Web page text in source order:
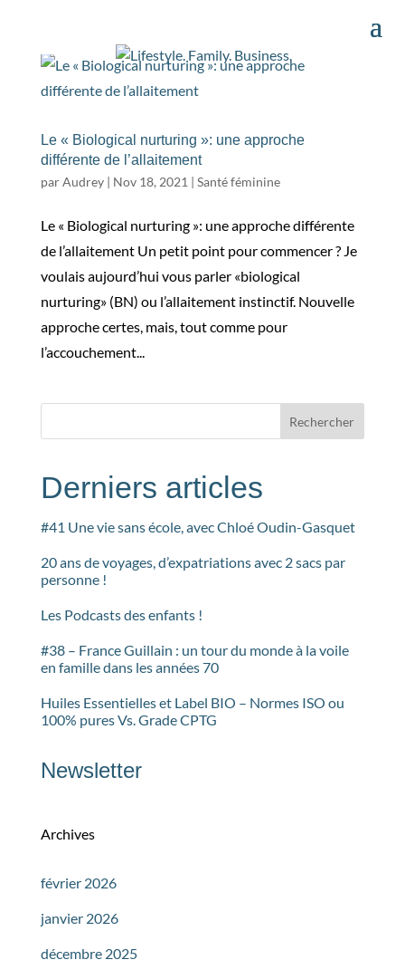
Le « Biological nurturing »: une approche
différente de l’allaitement
parAudrey| Nov 18, 2021 | Santé féminine
Le « Biological nurturing »: une approche différente
de l’allaitement Un petit point pour commencer ? Je
voulais aujourd’hui vous parler «biological
nurturing» (BN) ou l’allaitement instinctif. Nouvelle
approche certes, mais, tout comme pour
l’accouchement...
Rechercher
Derniers articles
#41 Une vie sans école, avec Chloé Oudin-Gasquet
20 ans de voyages, d’expatriations avec 2 sacs par
personne !
Les Podcasts des enfants !
#38 – France Guillain : un tour du monde à la voile
en famille dans les années 70
Huiles Essentielles et Label BIO – Normes ISO ou
100% pures Vs. Grade CPTG
Newsletter
Archives
février 2026
janvier 2026
décembre 2025